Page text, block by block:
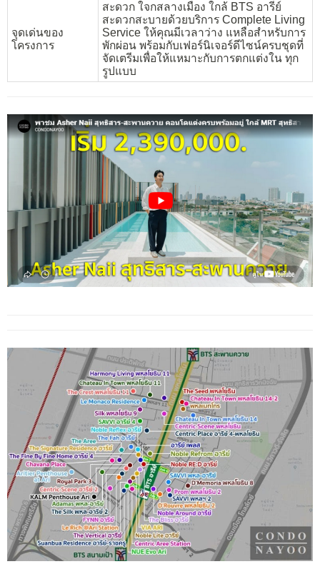
จุดเด่นของ
โครงการ
สะดวก ใจกสลางเมือง ใกล้ BTS อารีย์
สะดวกสะบายด้วยบริการ Complete Living
Service ให้คุณมีเวลาว่าง แหลือสำหรับการ
พักผ่อน พร้อมกับเฟอร์นิเจอร์ดีไซน์ครบชุดที่
จัดเตรีมเพื่อให้แหมาะกับการตกแต่งใน ทุก
รูปแบบ